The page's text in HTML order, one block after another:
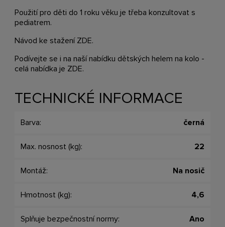
Použití pro děti do 1 roku věku je třeba konzultovat s
pediatrem.
Návod ke stažení ZDE.
Podívejte se i na naší nabídku dětských helem na kolo -
celá nabídka je ZDE.
TECHNICKÉ INFORMACE
Barva: černá
Max. nosnost (kg): 22
Montáž: Na nosič
Hmotnost (kg): 4,6
Splňuje bezpečnostní normy: Ano